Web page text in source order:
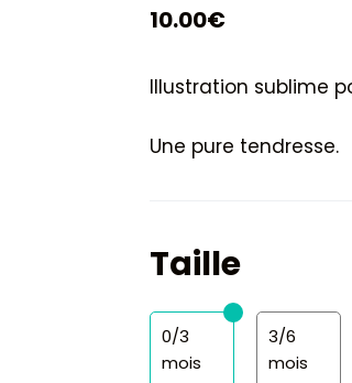
10.00€
Illustration sublime
Une pure tendresse.
Taille
0/3
mois
3/6
mois